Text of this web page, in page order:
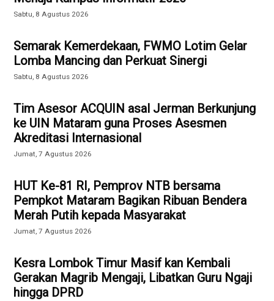
Sabtu, 8 Agustus 2026
Semarak Kemerdekaan, FWMO Lotim Gelar
Lomba Mancing dan Perkuat Sinergi
Sabtu, 8 Agustus 2026
Tim Asesor ACQUIN asal Jerman Berkunjung
ke UIN Mataram guna Proses Asesmen
Akreditasi Internasional
Jumat, 7 Agustus 2026
HUT Ke-81 RI, Pemprov NTB bersama
Pempkot Mataram Bagikan Ribuan Bendera
Merah Putih kepada Masyarakat
Jumat, 7 Agustus 2026
Kesra Lombok Timur Masif kan Kembali
Gerakan Magrib Mengaji, Libatkan Guru Ngaji
hingga DPRD